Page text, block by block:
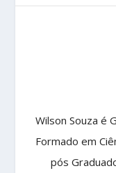
Wilson Souza é
Formado em
pós